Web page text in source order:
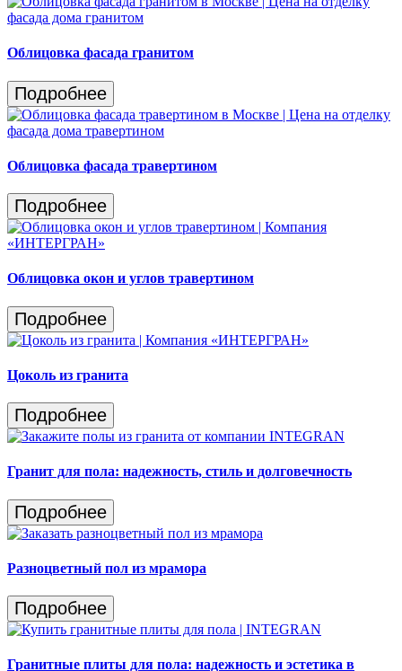
Облицовка фасада гранитом
Подробнее
Облицовка фасада травертином
Подробнее
Облицовка окон и углов травертином
Подробнее
Цоколь из гранита
Подробнее
Гранит для пола: надежность, стиль и долговечность
Подробнее
Разноцветный пол из мрамора
Подробнее
Гранитные плиты для пола: надежность и эстетика в